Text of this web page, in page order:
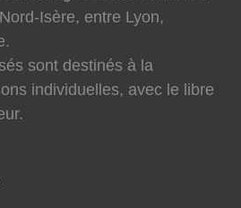
Isère, entre Lyon,
sont destinés à la
individuelles, avec le libre